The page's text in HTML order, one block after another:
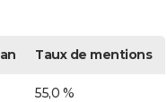
Taux de mentions
55,0 %